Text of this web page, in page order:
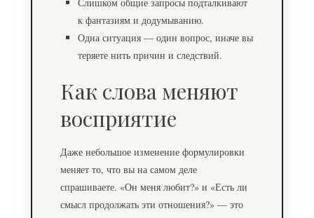
к фантазиям и додумыванию.
Одна ситуация — один вопрос, иначе вы
теряете нить причин и следствий.
Как слова меняют
восприятие
Даже небольшое изменение формулировки
меняет то, что вы на самом деле
спрашиваете. «Он меня любит?» и «Есть ли
смысл продолжать эти отношения?» — это